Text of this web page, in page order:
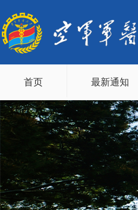
首页 最新通知